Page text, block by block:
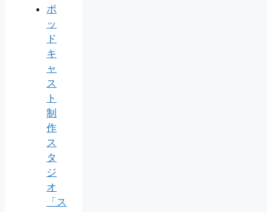
ポ
ッ
ド
キ
ャ
ス
ト
制
作
ス
タ
ジ
オ
「ス